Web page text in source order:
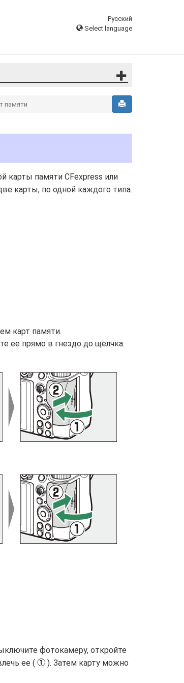
Русский
Select language
памяти
карты памяти CFexpress или
карты, по одной каждого типа.
карт памяти.
ее прямо в гнездо до щелчка.
фотокамеру, откройте
ее ( q ). Затем карту можно